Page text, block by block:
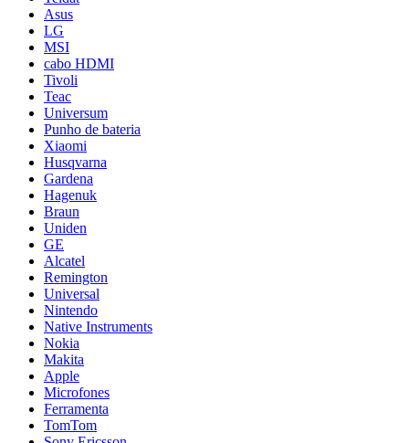
Asus
LG
MSI
cabo HDMI
Tivoli
Teac
Universum
Punho de bateria
Xiaomi
Husqvarna
Gardena
Hagenuk
Braun
Uniden
GE
Alcatel
Remington
Universal
Nintendo
Native Instruments
Nokia
Makita
Apple
Microfones
Ferramenta
TomTom